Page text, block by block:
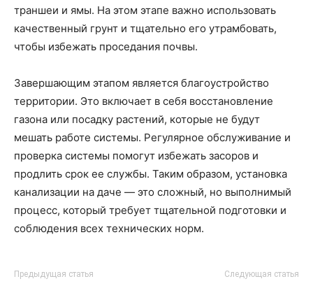
траншеи и ямы. На этом этапе важно использовать
качественный грунт и тщательно его утрамбовать,
чтобы избежать проседания почвы.
Завершающим этапом является благоустройство
территории. Это включает в себя восстановление
газона или посадку растений, которые не будут
мешать работе системы. Регулярное обслуживание и
проверка системы помогут избежать засоров и
продлить срок ее службы. Таким образом, установка
канализации на даче — это сложный, но выполнимый
процесс, который требует тщательной подготовки и
соблюдения всех технических норм.
Предыдущая статья Следующая статья